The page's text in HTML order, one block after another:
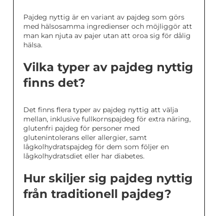
Pajdeg nyttig är en variant av pajdeg som görs
med hälsosamma ingredienser och möjliggör att
man kan njuta av pajer utan att oroa sig för dålig
hälsa.
Vilka typer av pajdeg nyttig
finns det?
Det finns flera typer av pajdeg nyttig att välja
mellan, inklusive fullkornspajdeg för extra näring,
glutenfri pajdeg för personer med
glutenintolerans eller allergier, samt
lågkolhydratspajdeg för dem som följer en
lågkolhydratsdiet eller har diabetes.
Hur skiljer sig pajdeg nyttig
från traditionell pajdeg?